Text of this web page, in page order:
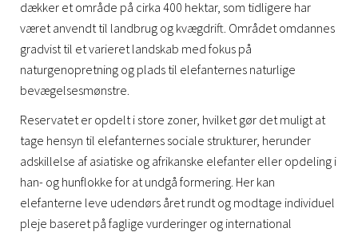
dækker et område på cirka 400 hektar, som tidligere har
været anvendt til landbrug og kvægdrift. Området omdannes
gradvist til et varieret landskab med fokus på
naturgenopretning og plads til elefanternes naturlige
bevægelsesmønstre.
Reservatet er opdelt i store zoner, hvilket gør det muligt at
tage hensyn til elefanternes sociale strukturer, herunder
adskillelse af asiatiske og afrikanske elefanter eller opdeling i
han- og hunflokke for at undgå formering. Her kan
elefanterne leve udendørs året rundt og modtage individuel
pleje baseret på faglige vurderinger og international